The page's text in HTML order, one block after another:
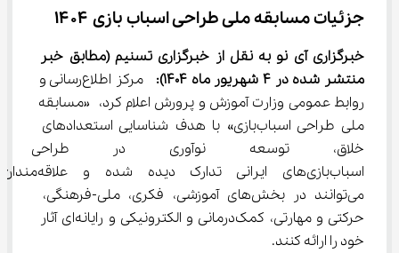
جزئیات مسابقه ملی طراحی اسباب‌ بازی ۱۴۰۴
خبرگزاری آی نو به نقل از خبرگزاری تسنیم (مطابق خبر
منتشر شده در 4
شهریور ماه 1404) :
مرکز اطلاع‌رسانی و
روابط عمومی وزارت آموزش و پرورش اعلام کرد، «مسابقه
ملی طراحی اسباب‌بازی» با هدف شناسایی استعدادهای
خلاق، توسعه نوآوری در
اسباب‌بازی‌های ایرانی تدارک دیده شده و علاقه‌مندان
می‌توانند در بخش‌های آموزشی، فکری، ملی-فرهنگی،
حرکتی و مهارتی، کمک‌درمانی و الکترونیکی و رایانه‌ای آثار
خود را ارائه کنند.